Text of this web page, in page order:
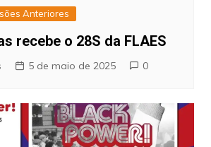
Anteriores
recebe o 28S da FLAES
5 de maio de 2025 0